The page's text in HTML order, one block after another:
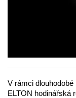
V rámci
ELTON hodinářská